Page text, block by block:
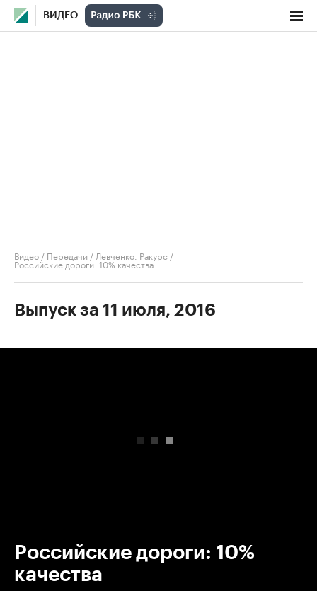
ВИДЕО
Видео / Передачи / Левченко. Ракурс /
Российские дороги: 10% качества
Выпуск за 11 июля, 2016
Российские дороги: 10%
качества